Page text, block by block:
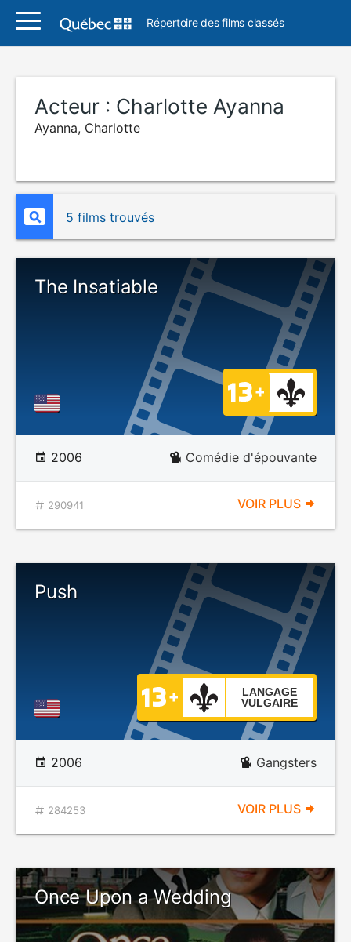
Répertoire des films classés
Acteur : Charlotte Ayanna
Ayanna, Charlotte
5 films trouvés
The Insatiable
2006 Comédie d'épouvante
290941 VOIR PLUS
Push
LANGAGE
VULGAIRE
2006 Gangsters
284253 VOIR PLUS
Once Upon a Wedding